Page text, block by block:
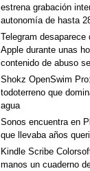
estrena grabación
autonomía de hasta
Telegram desaparece
Apple durante unas
contenido de abuso
Shokz OpenSwim
todoterreno que
agua
Sonos encuentra en
que llevaba años
Kindle Scribe
manos un cuaderno